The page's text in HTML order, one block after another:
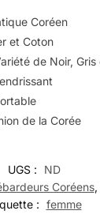
Coréen
et Coton
de Noir, Gris
de la Corée
UGS :
ND
Coréens,
: femme